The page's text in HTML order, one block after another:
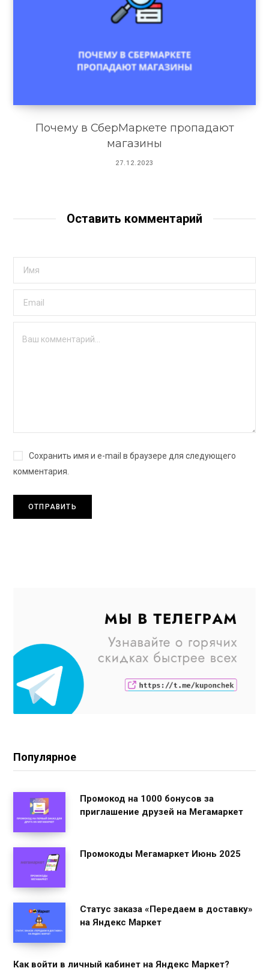
Почему в СберМаркете пропадают
магазины
27.12.2023
Оставить комментарий
Сохранить имя и e-mail в браузере для следующего
комментария.
Популярное
Промокод на 1000 бонусов за
приглашение друзей на Мегамаркет
Промокоды Мегамаркет Июнь 2025
Статус заказа «Передаем в доставку»
на Яндекс Маркет
Как войти в личный кабинет на Яндекс Маркет?